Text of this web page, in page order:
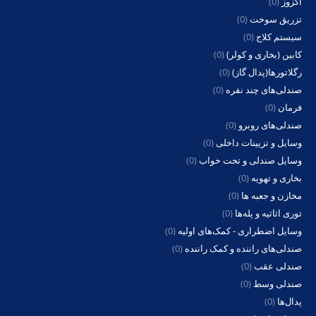
تزریق سوخت(0)
سیستم کلاج (0)
کابین (بخاری و کولر)(0)
رگلاتورها(پدال گاز)(0)
صندلی‌های چند نفره (0)
فرمان (0)
صندلی‌های روبرو (0)
وسایل و تزیینات داخلی(0)
وسایل صندلی و تخت خواب(0)
بخاری و تهویه (0)
مخازن و جعبه ها (0)
توری اثاثیه و پله‌ها (0)
وسایل اضطراری - کمک‌های اولیه (0)
صندلی‌های راننده و کمک راننده (0)
صندلی عقب(0)
صندلی وسط (0)
پدال‌ها (0)